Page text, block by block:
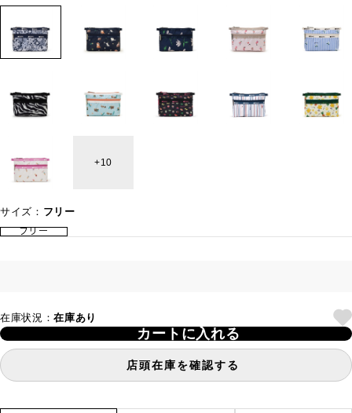
10
サイズ： フリー
フリー
在庫状況：在庫あり
カートに入れる
店頭在庫を確認する